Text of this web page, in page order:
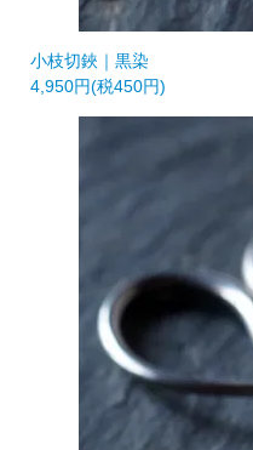
小枝切鋏｜黒染
4,950円(税450円)